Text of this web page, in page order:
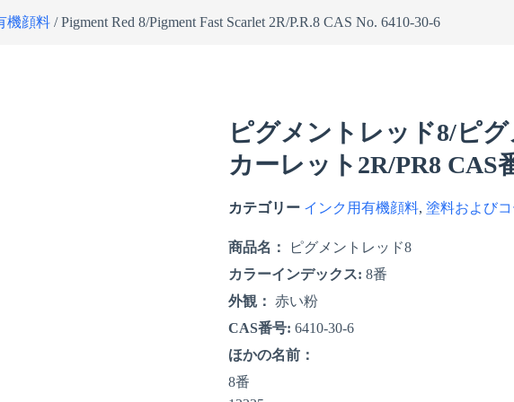
機顔料/ Pigment Red 8/Pigment Fast Scarlet 2R/P.R.8 CAS No. 6410-30-6
ピグメントレッド8/ピ
カーレット2R/PR8 CAS
カテゴリー インク用有機顔料, 塗料および
商品名：
ピグメントレッド8
カラーインデックス: 8番
外観： 赤い粉
CAS番号: 6410-30-6
ほかの名前：
8番